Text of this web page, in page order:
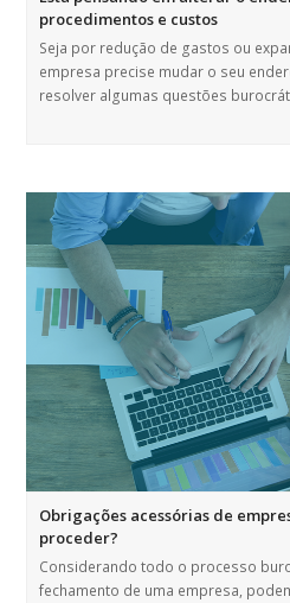
procedimentos e custos
Seja por redução de gastos ou
empresa precise mudar o seu
resolver algumas questões
Obrigações acessórias de
proceder?
Considerando todo o processo
fechamento de uma empresa,